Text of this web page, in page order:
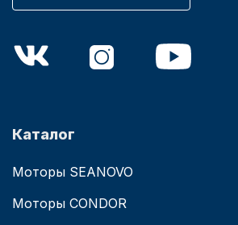
Каталог
Моторы SEANOVO
Моторы CONDOR